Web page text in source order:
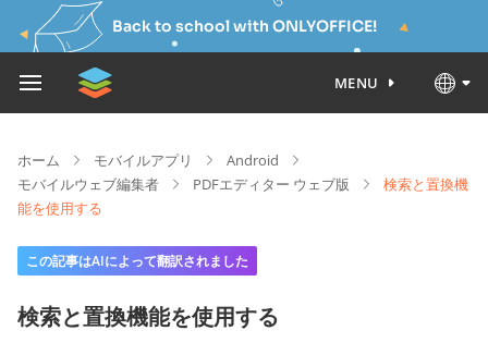
Back to school with ONLYOFFICE!
MENU
ホーム モバイルアプリ
Android
モバイルウェブ編集者
PDFエディター ウェブ版
検索と置換機
能を使用する
この記事はAIによって翻訳されました
検索と置換機能を使用する